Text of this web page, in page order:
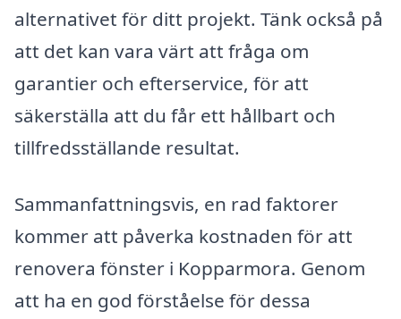
alternativet för ditt projekt. Tänk också på
att det kan vara värt att fråga om
garantier och efterservice, för att
säkerställa att du får ett hållbart och
tillfredsställande resultat.
Sammanfattningsvis, en rad faktorer
kommer att påverka kostnaden för att
renovera fönster i Kopparmora. Genom
att ha en god förståelse för dessa